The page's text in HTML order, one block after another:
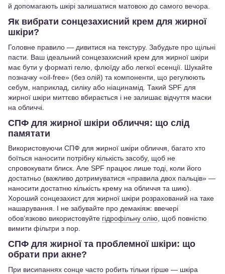
й допомагають шкірі залишатися матовою до самого вечора.
Як вибрати сонцезахисний крем для жирної
шкіри?
Головне правило — дивитися на текстуру. Забудьте про щільні
пасти. Ваш ідеальний сонцезахисний крем для жирної шкіри
має бути у форматі гелю, флюїду або легкої есенції. Шукайте
позначку «oil-free» (без олій) та компоненти, що регулюють
себум, наприклад, силіку або ніацинамід. Такий SPF для
жирної шкіри миттєво вбирається і не залишає відчуття маски
на обличчі.
СПФ для жирної шкіри обличчя: що слід
памятати
Використовуючи СПФ для жирної шкіри обличчя, багато хто
боїться наносити потрібну кількість засобу, щоб не
спровокувати блиск. Але SPF працює лише тоді, коли його
достатньо (важливо дотримуватися «правила двох пальців» —
наносити достатню кількість крему на обличчя та шию).
Хороший сонцезахист для жирної шкіри розрахований на таке
нашарування. І не забувайте про демакіяж: ввечері
обов’язково використовуйте гідрофільну олію , щоб повністю
вимити фільтри з пор.
СПФ для жирної та проблемної шкіри: що
обрати при акне?
При висипаннях сонце часто робить тільки гірше — шкіра